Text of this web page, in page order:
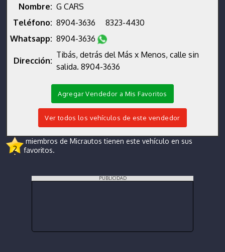
Nombre: G CARS
Teléfono: 8904-3636
8323-4430
Whatsapp: 8904-3636
Dirección:
Tibás, detrás del Más x Menos, calle sin
salida. 8904-3636
Agregar Vendedor a Mis Favoritos
Ver todos los vehículos de este vendedor
2
miembros de Micrautos tienen este vehículo en sus
favoritos.
PUBLICIDAD